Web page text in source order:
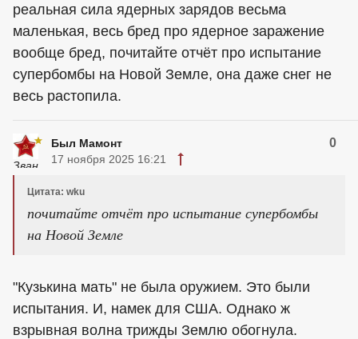
реальная сила ядерных зарядов весьма
маленькая, весь бред про ядерное заражение
вообще бред, почитайте отчёт про испытание
супербомбы на Новой Земле, она даже снег не
весь растопила.
Был Мамонт 0
17 ноября 2025 16:21
Цитата: wku
почитайте отчёт про испытание супербомбы
на Новой Земле
"Кузькина мать" не была оружием. Это были
испытания. И, намек для США. Однако ж
взрывная волна трижды Землю обогнула.